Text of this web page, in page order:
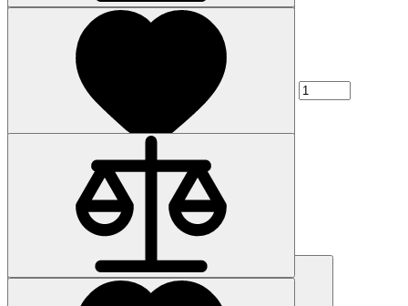
Наличие: уточняйте
Код товара: 53796-01
3RQ0082-1AA03